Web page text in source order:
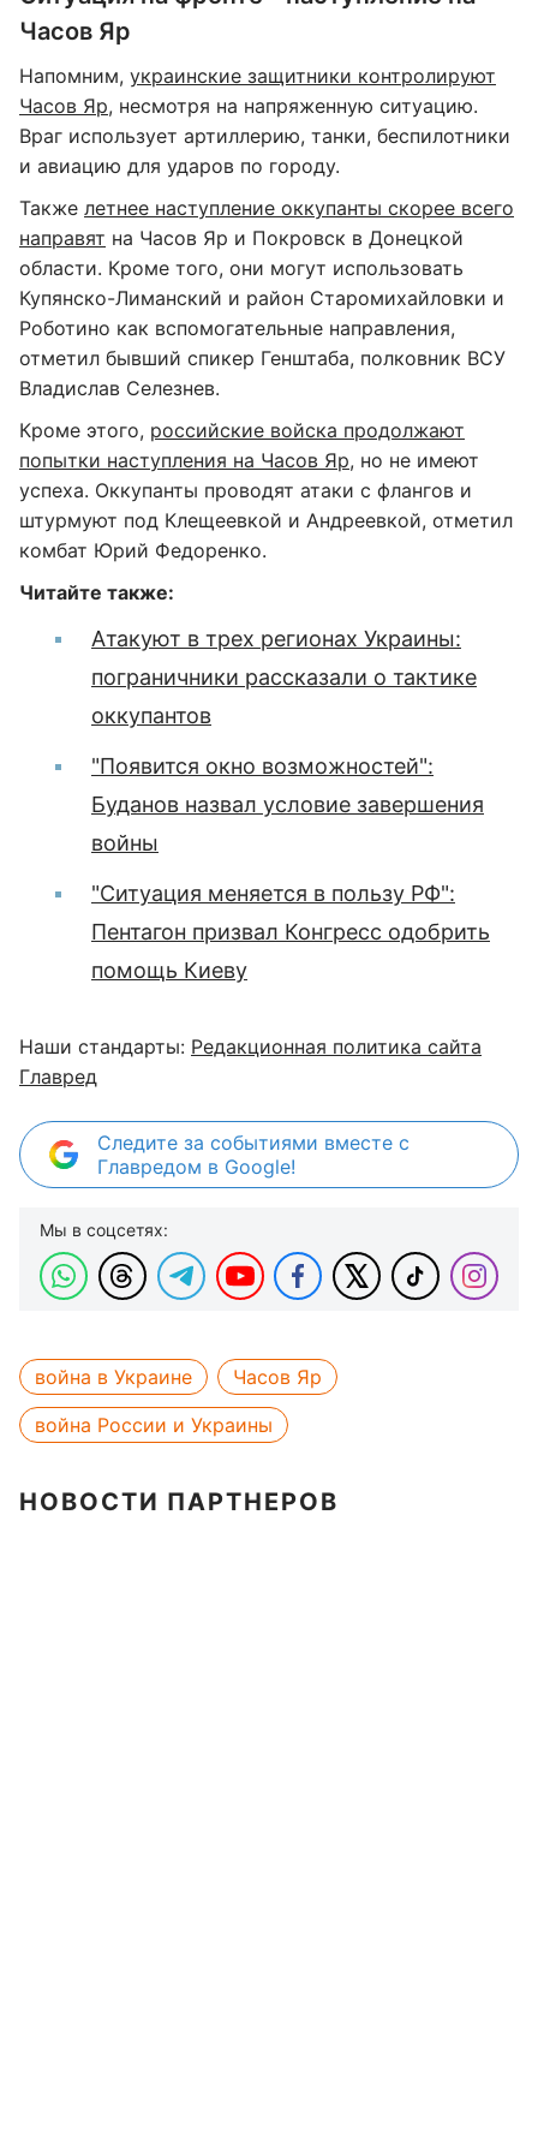
Часов Яр
Напомним, украинские защитники контролируют
Часов Яр, несмотря на напряженную ситуацию.
Враг использует артиллерию, танки, беспилотники
и авиацию для ударов по городу.
Также летнее наступление оккупанты скорее всего
направят на Часов Яр и Покровск в Донецкой
области. Кроме того, они могут использовать
Купянско-Лиманский и район Старомихайловки и
Роботино как вспомогательные направления,
отметил бывший спикер Генштаба, полковник ВСУ
Владислав Селезнев.
Кроме этого, российские войска продолжают
попытки наступления на Часов Яр, но не имеют
успеха. Оккупанты проводят атаки с флангов и
штурмуют под Клещеевкой и Андреевкой, отметил
комбат Юрий Федоренко.
Читайте также:
Атакуют в трех регионах Украины:
пограничники рассказали о тактике
оккупантов
"Появится окно возможностей":
Буданов назвал условие завершения
войны
"Ситуация меняется в пользу РФ":
Пентагон призвал Конгресс одобрить
помощь Киеву
Наши стандарты: Редакционная политика сайта
Главред
Следите за событиями вместе с
Главредом в Google!
Мы в соцсетях:
война в Украине
Часов Яр
война России и Украины
НОВОСТИ ПАРТНЕРОВ